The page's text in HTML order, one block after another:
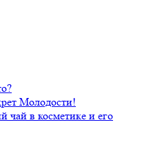
Молодости!
чай в косметике и его